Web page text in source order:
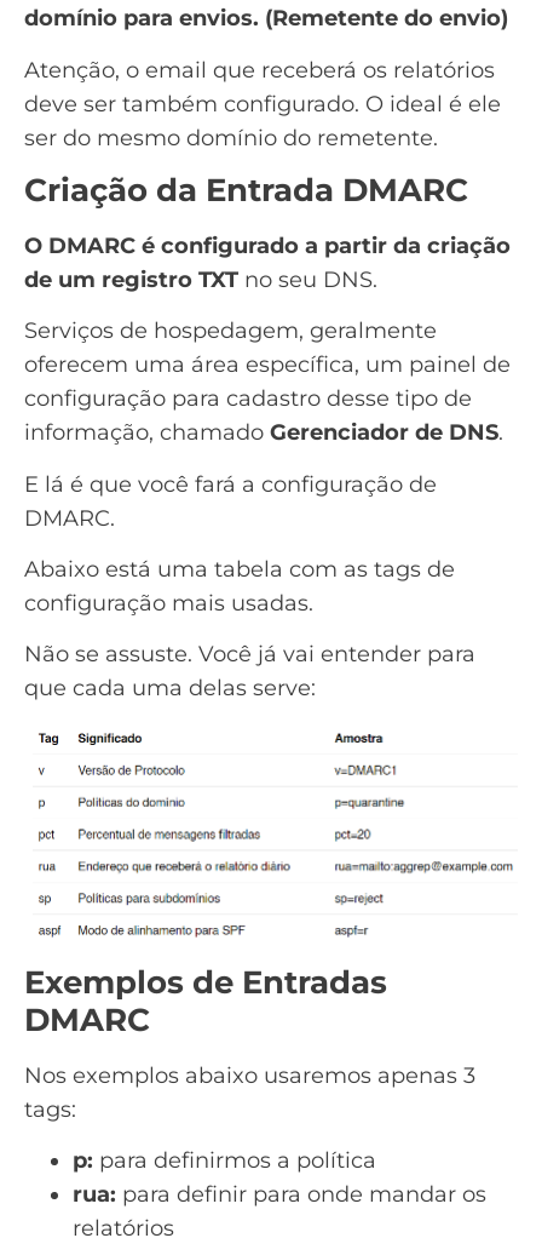
domínio para envios. (Remetente do envio)
Atenção, o email que receberá os relatórios
deve ser também configurado. O ideal é ele
ser do mesmo domínio do remetente.
Criação da Entrada DMARC
O DMARC é configurado a partir da criação
de um registro TXT no seu DNS.
Serviços de hospedagem, geralmente
oferecem uma área específica, um painel de
configuração para cadastro desse tipo de
informação, chamado Gerenciador de DNS.
E lá é que você fará a configuração de
DMARC.
Abaixo está uma tabela com as tags de
configuração mais usadas.
Não se assuste. Você já vai entender para
que cada uma delas serve:
Exemplos de Entradas
DMARC
Nos exemplos abaixo usaremos apenas 3
tags:
p: para definirmos a política
rua: para definir para onde mandar os
relatórios